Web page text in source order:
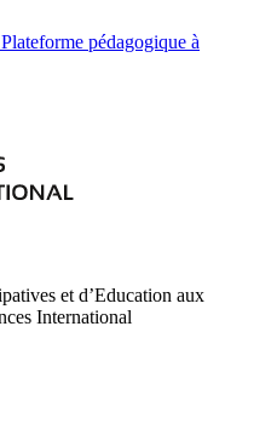
Plateforme pédagogique à
et d’Education aux
International